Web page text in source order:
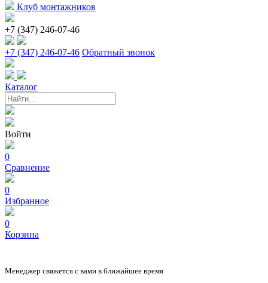
Клуб монтажников
+7 (347) 246-07-46
+7 (347) 246-07-46 Обратный звонок
Каталог
Войти
0
Сравнение
0
Избранное
0
Корзина
Менеджер свяжется с вами в ближайшее время